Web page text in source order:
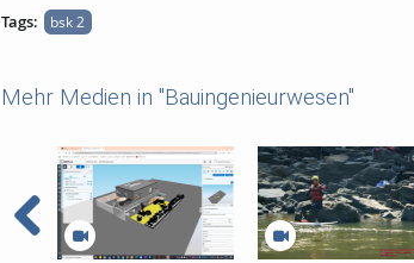
Tags:
bsk 2
Mehr Medien in "Bauingenieurwesen"